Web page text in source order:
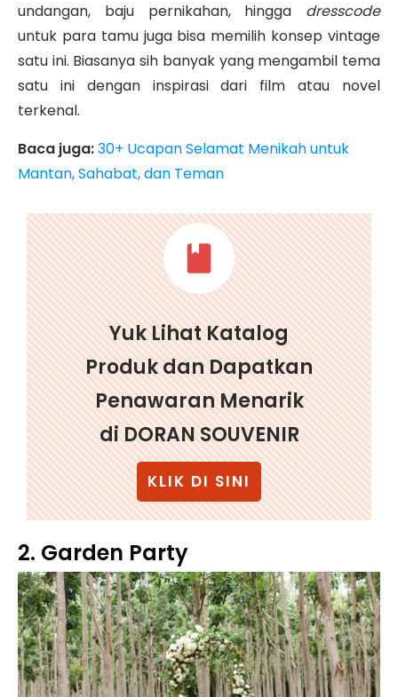
undangan, baju pernikahan, hingga dresscode
untuk para tamu juga bisa memilih konsep vintage
satu ini. Biasanya sih banyak yang mengambil tema
satu ini dengan inspirasi dari film atau novel
terkenal.
Baca juga:30+ Ucapan Selamat Menikah untuk
Mantan, Sahabat, dan Teman
Yuk Lihat Katalog
Produk dan Dapatkan
Penawaran Menarik
di DORAN SOUVENIR
KLIK DI SINI
2. Garden Party